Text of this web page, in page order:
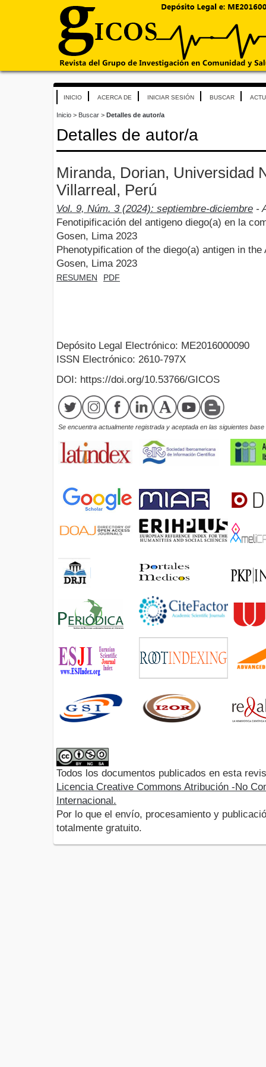
INICIO ACERCA DE INICIAR SESIÓN BUSCAR
Inicio > Buscar > Detalles de autor/a
Detalles de autor/a
Miranda, Dorian, Universidad
Villarreal, Perú
Vol. 9, Núm. 3 (2024): septiembre-diciembre -
Fenotipificación del antigeno diego(a) en la
Gosen, Lima 2023
Phenotypification of the diego(a) antigen in
Gosen, Lima 2023
RESUMEN PDF
Depósito Legal Electrónico: ME2016000090
ISSN Electrónico: 2610-797X
DOI: https://doi.org/10.53766/GICOS
Se encuentra actualmente registrada y aceptada en las siguientes
Todos los documentos publicados en esta
Licencia Creative Commons Atribución -No
Internacional.
Por lo que el envío, procesamiento y
totalmente gratuito.